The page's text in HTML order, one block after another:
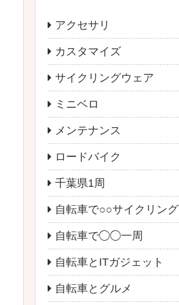
アクセサリ
カスタマイズ
サイクリングウェア
ミニベロ
メンテナンス
ロードバイク
千葉県1周
自転車で○○サイクリング
自転車で◯◯一周
自転車とITガジェット
自転車とグルメ